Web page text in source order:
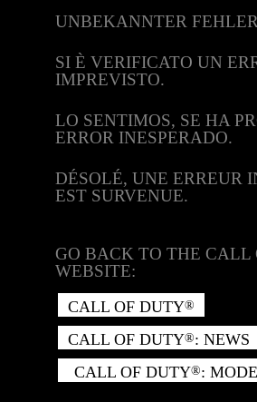
UNBEKANNTER
SI È VERIFICATO UN
IMPREVISTO.
LO SENTIMOS, SE HA
ERROR INESPERADO.
DÉSOLÉ, UNE ERREUR
EST SURVENUE.
GO BACK TO THE CALL
WEBSITE:
CALL OF DUTY®
CALL OF DUTY®: NEWS
CALL OF DUTY®: